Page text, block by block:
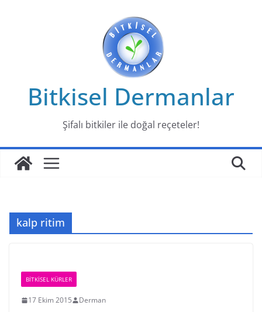
Bitkisel Dermanlar
Şifalı bitkiler ile doğal reçeteler!
kalp ritim
BİTKİSEL KÜRLER
17 Ekim 2015 Derman